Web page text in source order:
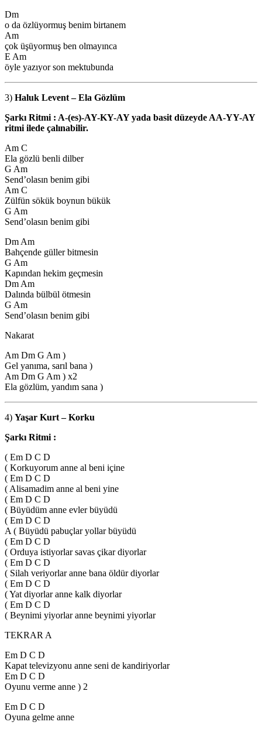
Dm
o da özlüyormuş benim birtanem
Am
çok üşüyormuş ben olmayınca
E Am
öyle yazıyor son mektubunda
3) Haluk Levent – Ela Gözlüm
Şarkı Ritmi : A-(es)-AY-KY-AY yada basit düzeyde AA-YY-AY
ritmi ilede çalınabilir.
Am C
Ela gözlü benli dilber
G Am
Send’olasın benim gibi
Am C
Zülfün sökük boynun bükük
G Am
Send’olasın benim gibi
Dm Am
Bahçende güller bitmesin
G Am
Kapından hekim geçmesin
Dm Am
Dalında bülbül ötmesin
G Am
Send’olasın benim gibi
Nakarat
Am Dm G Am )
Gel yanıma, sarıl bana )
Am Dm G Am ) x2
Ela gözlüm, yandım sana )
4) Yaşar Kurt – Korku
Şarkı Ritmi :
( Em D C D
( Korkuyorum anne al beni içine
( Em D C D
( Alisamadim anne al beni yine
( Em D C D
( Büyüdüm anne evler büyüdü
( Em D C D
A ( Büyüdü pabuçlar yollar büyüdü
( Em D C D
( Orduya istiyorlar savas çikar diyorlar
( Em D C D
( Silah veriyorlar anne bana öldür diyorlar
( Em D C D
( Yat diyorlar anne kalk diyorlar
( Em D C D
( Beynimi yiyorlar anne beynimi yiyorlar
TEKRAR A
Em D C D
Kapat televizyonu anne seni de kandiriyorlar
Em D C D
Oyunu verme anne ) 2
Em D C D
Oyuna gelme anne